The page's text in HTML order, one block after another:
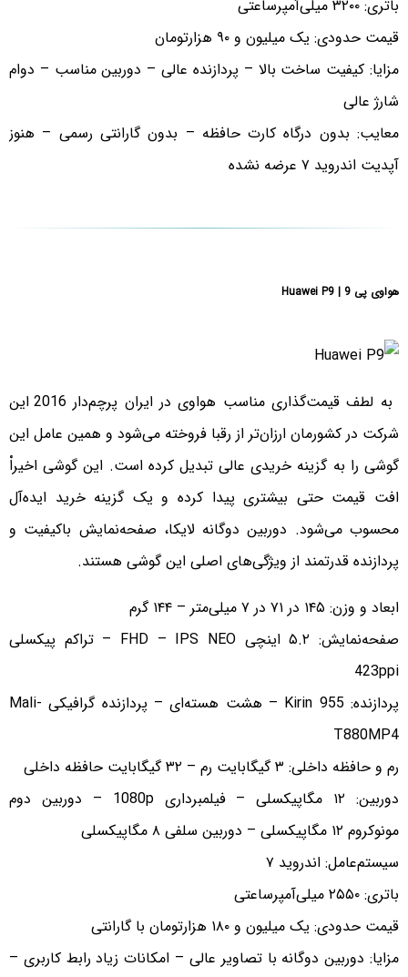
باتری: ۳۲۰۰ میلی‌آمپرساعتی
قیمت حدودی: یک میلیون و ۹۰ هزارتومان
مزایا: کیفیت ساخت بالا – پردازنده عالی – دوربین مناسب – دوام
شارژ عالی
معایب: بدون درگاه کارت حافظه – بدون گارانتی رسمی – هنوز
آپدیت اندروید ۷ عرضه نشده
هواوی پی 9 | Huawei P9
به لطف قیمت‌گذاری مناسب هواوی در ایران پرچم‌دار 2016 این
شرکت در کشورمان ارزان‌تر از رقبا فروخته می‌شود و همین عامل این
گوشی را به گزینه خریدی عالی تبدیل کرده است. این گوشی اخیراْ
افت قیمت حتی بیشتری پیدا کرده و یک گزینه خرید ایده‌آل
محسوب می‌شود. دوربین دوگانه لایکا، صفحه‌نمایش باکیفیت و
پردازنده قدرتمند از ویژگی‌های اصلی این گوشی هستند.
ابعاد و وزن: ۱۴۵ در ۷۱ در ۷ میلی‌متر – ۱۴۴ گرم
صفحه‌نمایش: ۵.۲ اینچی FHD – IPS NEO – تراکم پیکسلی
423ppi
پردازنده: Kirin 955 – هشت هسته‌ای – پردازنده گرافیکی Mali-
T880MP4
رم و حافظه داخلی: ۳ گیگابایت رم – ۳۲ گیگابایت حافظه داخلی
دوربین: ۱۲ مگاپیکسلی – فیلمبرداری 1080p – دوربین دوم
مونوکروم ۱۲ مگاپیکسلی – دوربین سلفی ۸ مگاپیکسلی
سیستم‌عامل: اندروید ۷
باتری: ۲۵۵۰ میلی‌آمپرساعتی
قیمت حدودی: یک میلیون و ۱۸۰ هزارتومان با گارانتی
مزایا: دوربین دوگانه با تصاویر عالی – امکانات زیاد رابط کاربری –